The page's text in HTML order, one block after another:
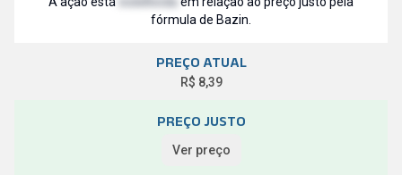
fórmula de Bazin.
PREÇO ATUAL
R$ 8,39
PREÇO JUSTO
Ver preço